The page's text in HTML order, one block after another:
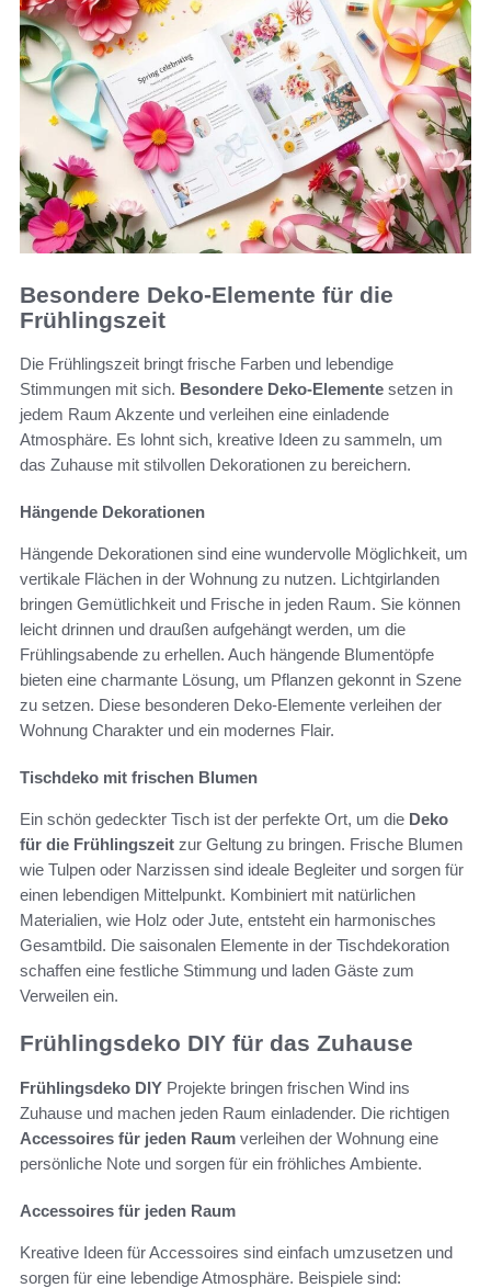
Besondere Deko-Elemente für die
Frühlingszeit
Die Frühlingszeit bringt frische Farben und lebendige
Stimmungen mit sich. Besondere Deko-Elemente setzen in
jedem Raum Akzente und verleihen eine einladende
Atmosphäre. Es lohnt sich, kreative Ideen zu sammeln, um
das Zuhause mit stilvollen Dekorationen zu bereichern.
Hängende Dekorationen
Hängende Dekorationen sind eine wundervolle Möglichkeit, um
vertikale Flächen in der Wohnung zu nutzen. Lichtgirlanden
bringen Gemütlichkeit und Frische in jeden Raum. Sie können
leicht drinnen und draußen aufgehängt werden, um die
Frühlingsabende zu erhellen. Auch hängende Blumentöpfe
bieten eine charmante Lösung, um Pflanzen gekonnt in Szene
zu setzen. Diese besonderen Deko-Elemente verleihen der
Wohnung Charakter und ein modernes Flair.
Tischdeko mit frischen Blumen
Ein schön gedeckter Tisch ist der perfekte Ort, um die Deko
für die Frühlingszeit zur Geltung zu bringen. Frische Blumen
wie Tulpen oder Narzissen sind ideale Begleiter und sorgen für
einen lebendigen Mittelpunkt. Kombiniert mit natürlichen
Materialien, wie Holz oder Jute, entsteht ein harmonisches
Gesamtbild. Die saisonalen Elemente in der Tischdekoration
schaffen eine festliche Stimmung und laden Gäste zum
Verweilen ein.
Frühlingsdeko DIY für das Zuhause
Frühlingsdeko DIY Projekte bringen frischen Wind ins
Zuhause und machen jeden Raum einladender. Die richtigen
Accessoires für jeden Raum verleihen der Wohnung eine
persönliche Note und sorgen für ein fröhliches Ambiente.
Accessoires für jeden Raum
Kreative Ideen für Accessoires sind einfach umzusetzen und
sorgen für eine lebendige Atmosphäre. Beispiele sind: